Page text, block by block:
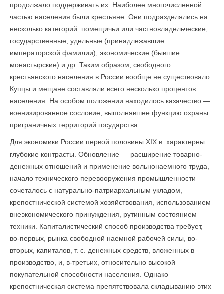
продолжало поддерживать их. Наиболее многочисленной
частью населения были крестьяне. Они подразделялись на
несколько категорий: помещичьи или частновладельческие,
государственные, удельные (принадлежавшие
императорской фамилии), экономические (бывшие
монастырские) и др. Таким образом, свободного
крестьянского населения в России вообще не существовало.
Купцы и мещане составляли всего несколько процентов
населения. На особом положении находилось казачество —
военизированное сословие, выполнявшее функцию охраны
приграничных территорий государства.
Для экономики России первой половины XIX в. характерны
глубокие контрасты. Обновление — расширение товарно-
денежных отношений и применение вольнонаемного труда,
начало технического перевооружения промышленности —
сочеталось с натурально-патриархальным укладом,
крепостнической системой хозяйствования, использованием
внеэкономического принуждения, рутинным состоянием
техники. Капиталистический способ производства требует,
во-первых, рынка свободной наемной рабочей силы, во-
вторых, капиталов, т. с. денежных средств, вложенных в
производство, и, в-третьих, относительно высокой
покупательной способности населения. Однако
крепостническая система препятствовала складыванию этих